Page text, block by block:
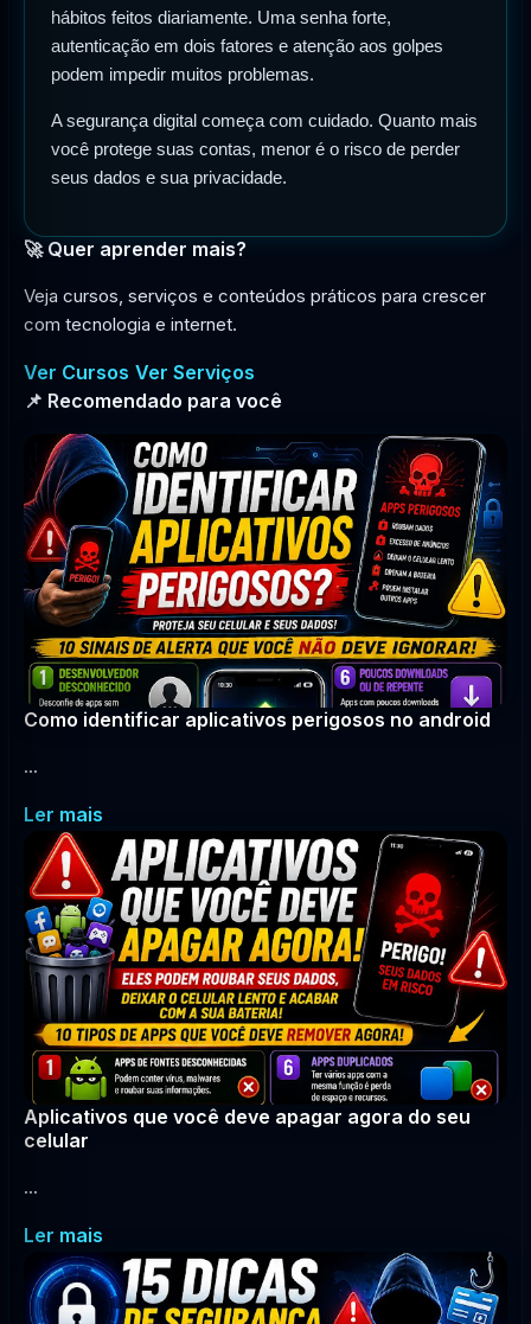
hábitos feitos diariamente. Uma senha forte,
autenticação em dois fatores e atenção aos golpes
podem impedir muitos problemas.
A segurança digital começa com cuidado. Quanto mais
você protege suas contas, menor é o risco de perder
seus dados e sua privacidade.
🚀 Quer aprender mais?
Veja cursos, serviços e conteúdos práticos para crescer
com tecnologia e internet.
Ver Cursos Ver Serviços
📌 Recomendado para você
Como identificar aplicativos perigosos no android
...
Ler mais
Aplicativos que você deve apagar agora do seu
celular
...
Ler mais